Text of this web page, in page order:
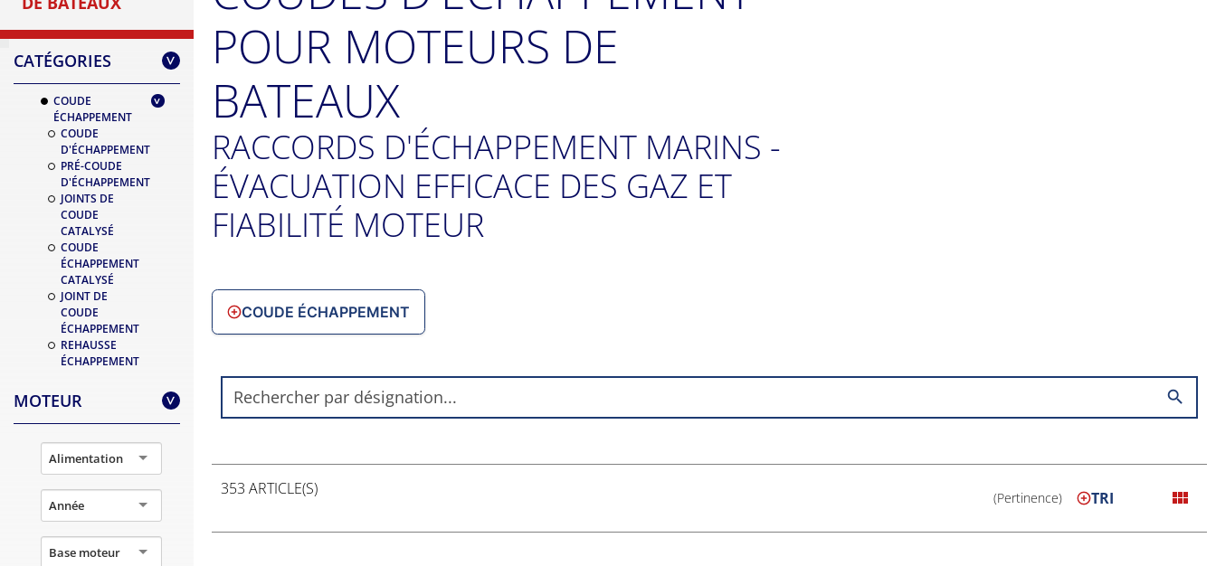
CATÉGORIES >
COUDE
ÉCHAPPEMENT
COUDE
D'ÉCHAPPEMENT
PRÉ-COUDE
D'ÉCHAPPEMENT
JOINTS DE
COUDE
CATALYSÉ
COUDE
ÉCHAPPEMENT
CATALYSÉ
JOINT DE
COUDE
ÉCHAPPEMENT
REHAUSSE
ÉCHAPPEMENT
MOTEUR >
Alimentation
Année
Base moteur
POUR MOTEURS DE
BATEAUX
RACCORDS D'ÉCHAPPEMENT MARINS -
ÉVACUATION EFFICACE DES GAZ ET
FIABILITÉ MOTEUR
COUDE ÉCHAPPEMENT
search
353 ARTICLE(S) (Pertinence) TRI view_module